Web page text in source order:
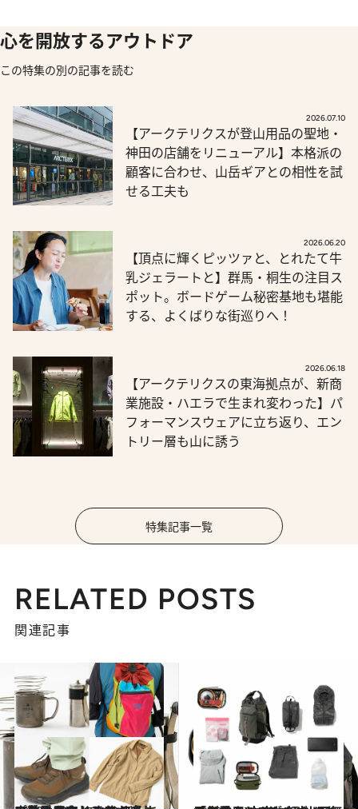
心を開放するアウトドア
この特集の別の記事を読む
2026.07.10
【アークテリクスが登山用品の聖地・
神田の店舗をリニューアル】本格派の
顧客に合わせ、山岳ギアとの相性を試
せる工夫も
2026.06.20
【頂点に輝くピッツァと、とれたて牛
乳ジェラートと】群馬・桐生の注目ス
ポット。ボードゲーム秘密基地も堪能
する、よくばりな街巡りへ！
2026.06.18
【アークテリクスの東海拠点が、新商
業施設・ハエラで生まれ変わった】パ
フォーマンスウェアに立ち返り、エン
トリー層も山に誘う
特集記事一覧
RELATED POSTS
関連記事